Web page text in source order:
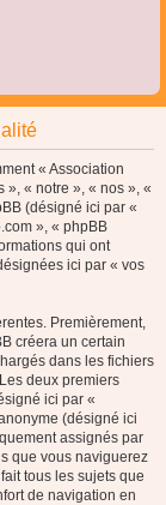
« Association
», « notre », « nos », «
(désigné ici par «
», « phpBB
qui ont
ici par « vos
Premièrement,
créera un certain
dans les fichiers
deux premiers
ici par «
(désigné ici
assignés par
que vous naviguerez
tous les sujets que
de navigation en